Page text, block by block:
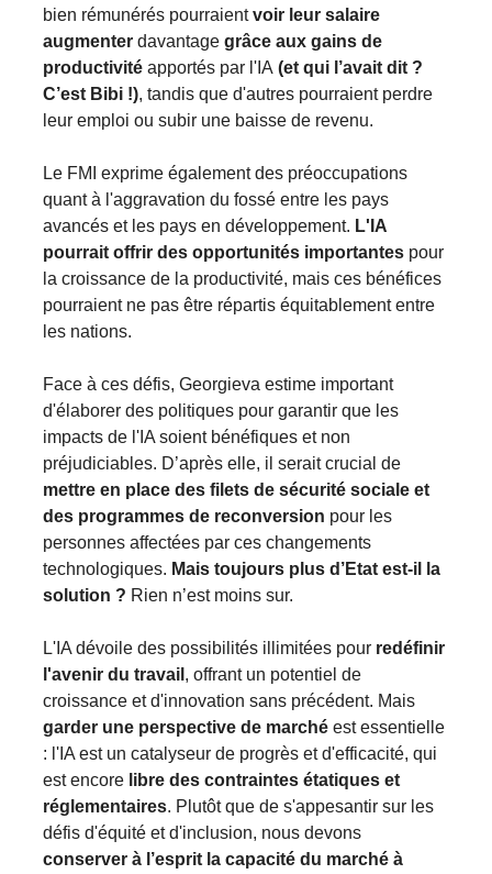
bien rémunérés pourraientvoir leur salaire
augmenter davantage grâce aux gains de
productivité apportés par l'IA (et qui l’avait dit ?
C’est Bibi !), tandis que d'autres pourraient perdre
leur emploi ou subir une baisse de revenu​​​.
Le FMI exprime également des préoccupations
quant à l'aggravation du fossé entre les pays
avancés et les pays en développement. L'IA
pourrait offrir des opportunités importantes pour
la croissance de la productivité, mais ces bénéfices
pourraient ne pas être répartis équitablement entre
les nations​​​.
Face à ces défis, Georgieva estime important
d'élaborer des politiques pour garantir que les
impacts de l'IA soient bénéfiques et non
préjudiciables. D’après elle, il serait crucial de
mettre en place des filets de sécurité sociale et
des programmes de reconversion pour les
personnes affectées par ces changements
technologiques. Mais toujours plus d’Etat est-il la
solution ? Rien n’est moins sur.
L'IA dévoile des possibilités illimitées pour redéfinir
l'avenir du travail , offrant un potentiel de
croissance et d'innovation sans précédent. Mais
garder une perspective de marché est essentielle
: l'IA est un catalyseur de progrès et d'efficacité, qui
est encore libre des contraintes étatiques et
réglementaires. Plutôt que de s'appesantir sur les
défis d'équité et d'inclusion, nous devons
conserver à l’esprit la capacité du marché à